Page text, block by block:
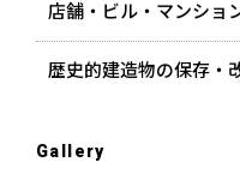
店舗・ビル・マンショ
歴史的建造物の保存・
Gallery